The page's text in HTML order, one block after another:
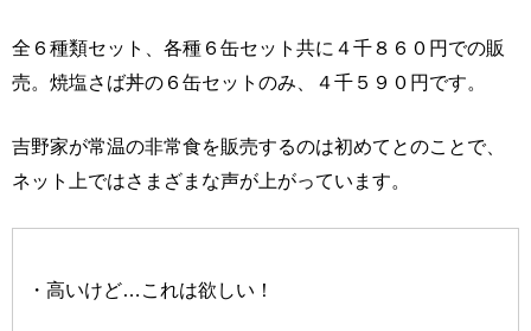
全６種類セット、各種６缶セット共に４千８６０円での販
売。焼塩さば丼の６缶セットのみ、４千５９０円です。
吉野家が常温の非常食を販売するのは初めてとのことで、
ネット上ではさまざまな声が上がっています。
・高いけど…これは欲しい！